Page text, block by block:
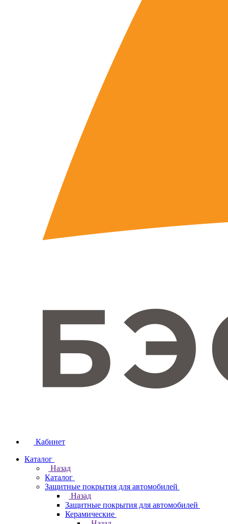
Кабинет
Каталог
Назад
Каталог
Защитные покрытия для автомобилей
Назад
Защитные покрытия для автомобилей
Керамические